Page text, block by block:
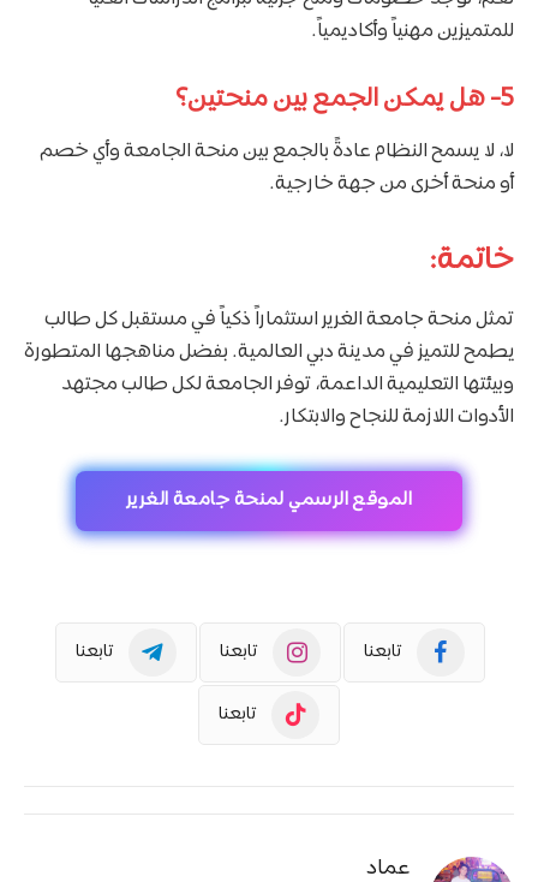
للمتميزين مهنياً وأكاديمياً.
5- هل يمكن الجمع بين منحتين؟
لا، لا يسمح النظام عادةً بالجمع بين منحة الجامعة وأي خصم
أو منحة أخرى من جهة خارجية.
خاتمة:
تمثل منحة جامعة الغرير استثماراً ذكياً في مستقبل كل طالب
يطمح للتميز في مدينة دبي العالمية. بفضل مناهجها المتطورة
وبيئتها التعليمية الداعمة، توفر الجامعة لكل طالب مجتهد
الأدوات اللازمة للنجاح والابتكار.
الموقع الرسمي لمنحة جامعة الغرير
تابعنا تابعنا تابعنا
تابعنا
عماد